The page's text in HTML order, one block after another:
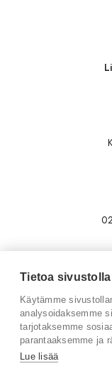
Tietoa
Käytämme
analysoidaksemme
tarjotaksemme
parantaaksemme ja
Lue lisää